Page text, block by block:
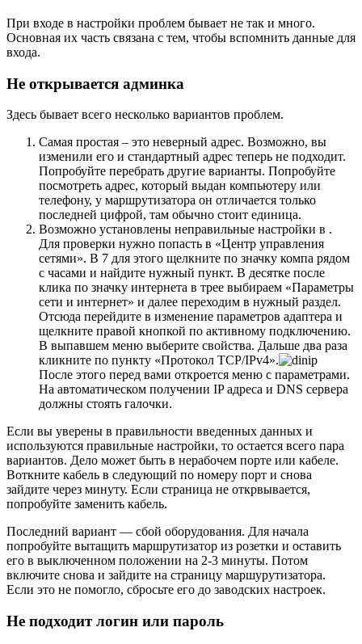
При входе в настройки проблем бывает не так и много.
Основная их часть связана с тем, чтобы вспомнить данные для
входа.
Не открывается админка
Здесь бывает всего несколько вариантов проблем.
Самая простая – это неверный адрес. Возможно, вы
изменили его и стандартный адрес теперь не подходит.
Попробуйте перебрать другие варианты. Попробуйте
посмотреть адрес, который выдан компьютеру или
телефону, у маршрутизатора он отличается только
последней цифрой, там обычно стоит единица.
Возможно установлены неправильные настройки в .
Для проверки нужно попасть в «Центр управления
сетями». В 7 для этого щелкните по значку компа рядом
с часами и найдите нужный пункт. В десятке после
клика по значку интернета в трее выбираем «Параметры
сети и интернет» и далее переходим в нужный раздел.
Отсюда перейдите в изменение параметров адаптера и
щелкните правой кнопкой по активному подключению.
В выпавшем меню выберите свойства. Дальше два раза
кликните по пункту «Протокол TCP/IPv4».
После этого перед вами откроется меню с параметрами.
На автоматическом получении IP адреса и DNS сервера
должны стоять галочки.
Если вы уверены в правильности введенных данных и
используются правильные настройки, то остается всего пара
вариантов. Дело может быть в нерабочем порте или кабеле.
Воткните кабель в следующий по номеру порт и снова
зайдите через минуту. Если страница не открвывается,
попробуйте заменить кабель.
Последний вариант — сбой оборудования. Для начала
попробуйте вытащить маршрутизатор из розетки и оставить
его в выключенном положении на 2-3 минуты. Потом
включите снова и зайдите на страницу маршурутизатора.
Если это не помогло, сбросьте его до заводских настроек.
Не подходит логин или пароль